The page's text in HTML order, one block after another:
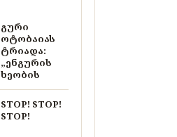
გური
ოტობაიას
ტრიადა:
„ენგურის
ხეობის
STOP! STOP!
STOP!